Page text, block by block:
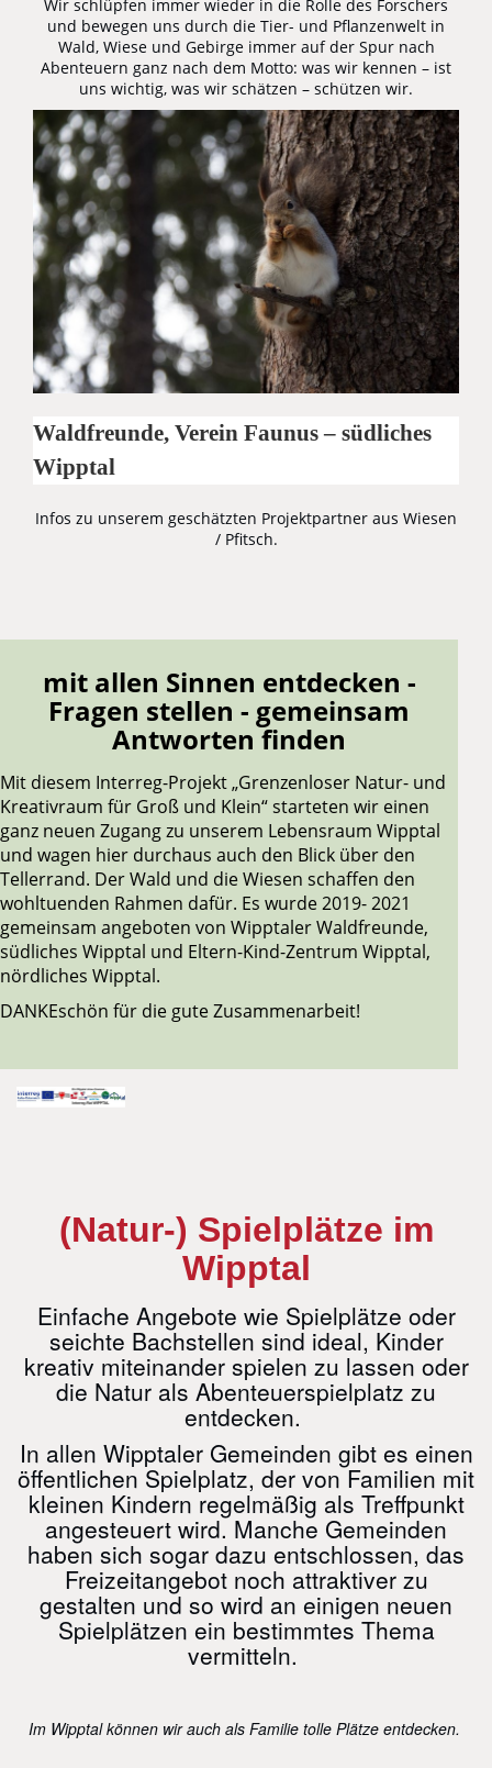
Wir schlüpfen immer wieder in die Rolle des Forschers
und bewegen uns durch die Tier- und Pflanzenwelt in
Wald, Wiese und Gebirge immer auf der Spur nach
Abenteuern ganz nach dem Motto: was wir kennen – ist
uns wichtig, was wir schätzen – schützen wir.
Waldfreunde, Verein Faunus – südliches
Wipptal
Infos zu unserem geschätzten Projektpartner aus Wiesen
/ Pfitsch.
mit allen Sinnen entdecken -
Fragen stellen - gemeinsam
Antworten finden
Mit diesem Interreg-Projekt „Grenzenloser Natur- und
Kreativraum für Groß und Klein“ starteten wir einen
ganz neuen Zugang zu unserem Lebensraum Wipptal
und wagen hier durchaus auch den Blick über den
Tellerrand. Der Wald und die Wiesen schaffen den
wohltuenden Rahmen dafür. Es wurde 2019- 2021
gemeinsam angeboten von Wipptaler Waldfreunde,
südliches Wipptal und Eltern-Kind-Zentrum Wipptal,
nördliches Wipptal.
DANKEschön für die gute Zusammenarbeit!
(Natur-) Spielplätze im
Wipptal
Einfache Angebote wie Spielplätze oder
seichte Bachstellen sind ideal, Kinder
kreativ miteinander spielen zu lassen oder
die Natur als Abenteuerspielplatz zu
entdecken.
In allen Wipptaler Gemeinden gibt es einen
öffentlichen Spielplatz, der von Familien mit
kleinen Kindern regelmäßig als Treffpunkt
angesteuert wird. Manche Gemeinden
haben sich sogar dazu entschlossen, das
Freizeitangebot noch attraktiver zu
gestalten und so wird an einigen neuen
Spielplätzen ein bestimmtes Thema
vermitteln.
Im Wipptal können wir auch als Familie tolle Plätze entdecken.